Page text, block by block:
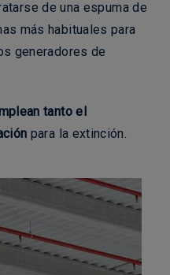
de una espuma de
más habituales para
generadores de
tanto el
para la extinción.